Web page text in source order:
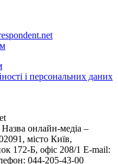
і персональних даних
онлайн-медіа –
місто Київ,
Б, офіс 208/1 E-mail:
044-205-43-00